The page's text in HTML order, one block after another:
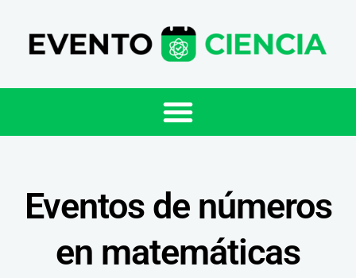
Eventos de números
en matemáticas